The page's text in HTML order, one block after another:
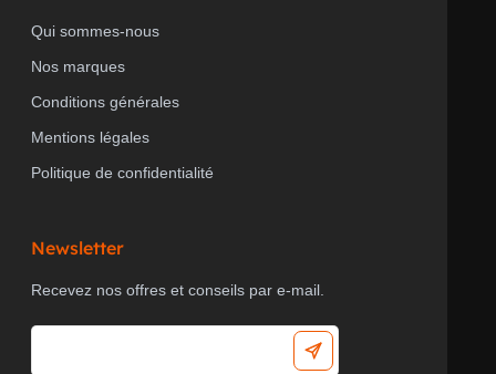
Qui sommes-nous
Nos marques
Conditions générales
Mentions légales
Politique de confidentialité
Newsletter
Recevez nos offres et conseils par e-mail.